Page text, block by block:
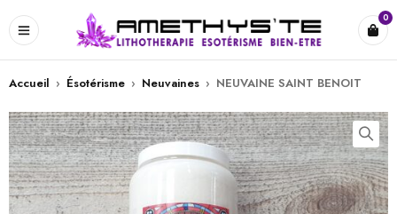
0
Accueil › Ésotérisme › Neuvaines › NEUVAINE SAINT BENOIT